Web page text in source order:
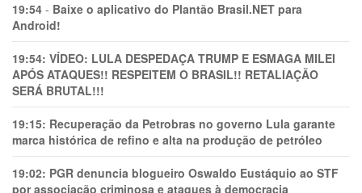
19:54 - Baixe o aplicativo do Plantão Brasil.NET para
Android!
19:54: VÍDEO: LULA DESPEDAÇA TRUMP E ESMAGA MILEI
APÓS ATAQUES!! RESPEITEM O BRASIL!! RETALIAÇÃO
SERÁ BRUTAL!!!
19:15: Recuperação da Petrobras no governo Lula garante
marca histórica de refino e alta na produção de petróleo
19:02: PGR denuncia blogueiro Oswaldo Eustáquio ao STF
por associação criminosa e ataques à democracia